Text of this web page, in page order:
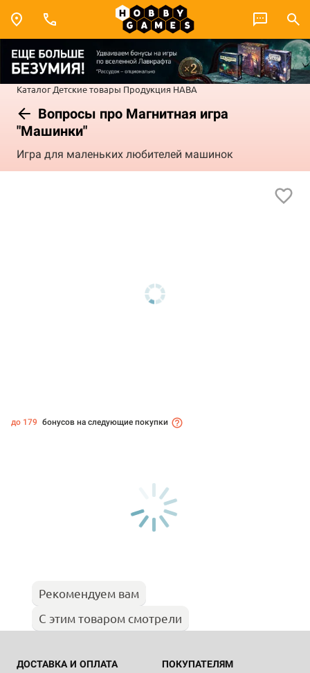
Каталог Детские товары Продукция HABA
Вопросы про Магнитная игра
"Машинки"
Игра для маленьких любителей машинок
до 179 бонусов на следующие покупки
Рекомендуем вам
С этим товаром смотрели
ДОСТАВКА И ОПЛАТА ПОКУПАТЕЛЯМ